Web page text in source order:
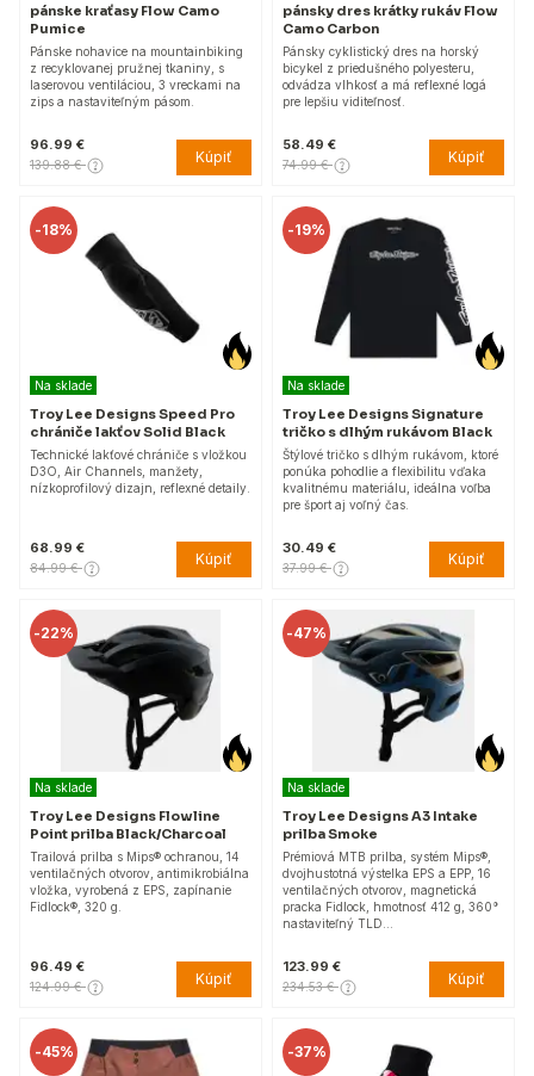
pánske kraťasy Flow Camo
Pumice
Pánske nohavice na mountainbiking
z recyklovanej pružnej tkaniny, s
laserovou ventiláciou, 3 vreckami na
zips a nastaviteľným pásom.
96.99 €
139.88 € Kúpiť
pánsky dres krátky rukáv Flow
Camo Carbon
Pánsky cyklistický dres na horský
bicykel z priedušného polyesteru,
odvádza vlhkosť a má reflexné logá
pre lepšiu viditeľnosť.
58.49 €
74.99 € Kúpiť
-18%
Na sklade
Troy Lee Designs Speed Pro
chrániče lakťov Solid Black
Technické lakťové chrániče s vložkou
D3O, Air Channels, manžety,
nízkoprofilový dizajn, reflexné detaily.
68.99 €
84.99 € Kúpiť
-19%
Na sklade
Troy Lee Designs Signature
tričko s dlhým rukávom Black
Štýlové tričko s dlhým rukávom, ktoré
ponúka pohodlie a flexibilitu vďaka
kvalitnému materiálu, ideálna voľba
pre šport aj voľný čas.
30.49 €
37.99 € Kúpiť
-22%
Na sklade
Troy Lee Designs Flowline
Point prilba Black/Charcoal
Trailová prilba s Mips® ochranou, 14
ventilačných otvorov, antimikrobiálna
vložka, vyrobená z EPS, zapínanie
Fidlock®, 320 g.
96.49 €
124.99 € Kúpiť
-47%
Na sklade
Troy Lee Designs A3 Intake
prilba Smoke
Prémiová MTB prilba, systém Mips®,
dvojhustotná výstelka EPS a EPP, 16
ventilačných otvorov, magnetická
pracka Fidlock, hmotnosť 412 g, 360°
nastaviteľný TLD…
123.99 €
234.53 € Kúpiť
-45% -37%